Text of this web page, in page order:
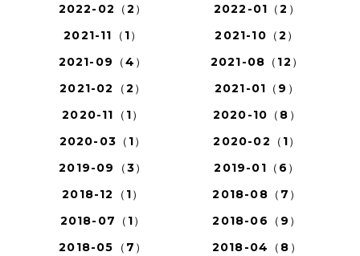
2022-02（2）
2022-01（2）
2021-11（1）
2021-10（2）
2021-09（4）
2021-08（12）
2021-02（2）
2021-01（9）
2020-11（1）
2020-10（8）
2020-03（1）
2020-02（1）
2019-09（3）
2019-01（6）
2018-12（1）
2018-08（7）
2018-07（1）
2018-06（9）
2018-05（7）
2018-04（8）